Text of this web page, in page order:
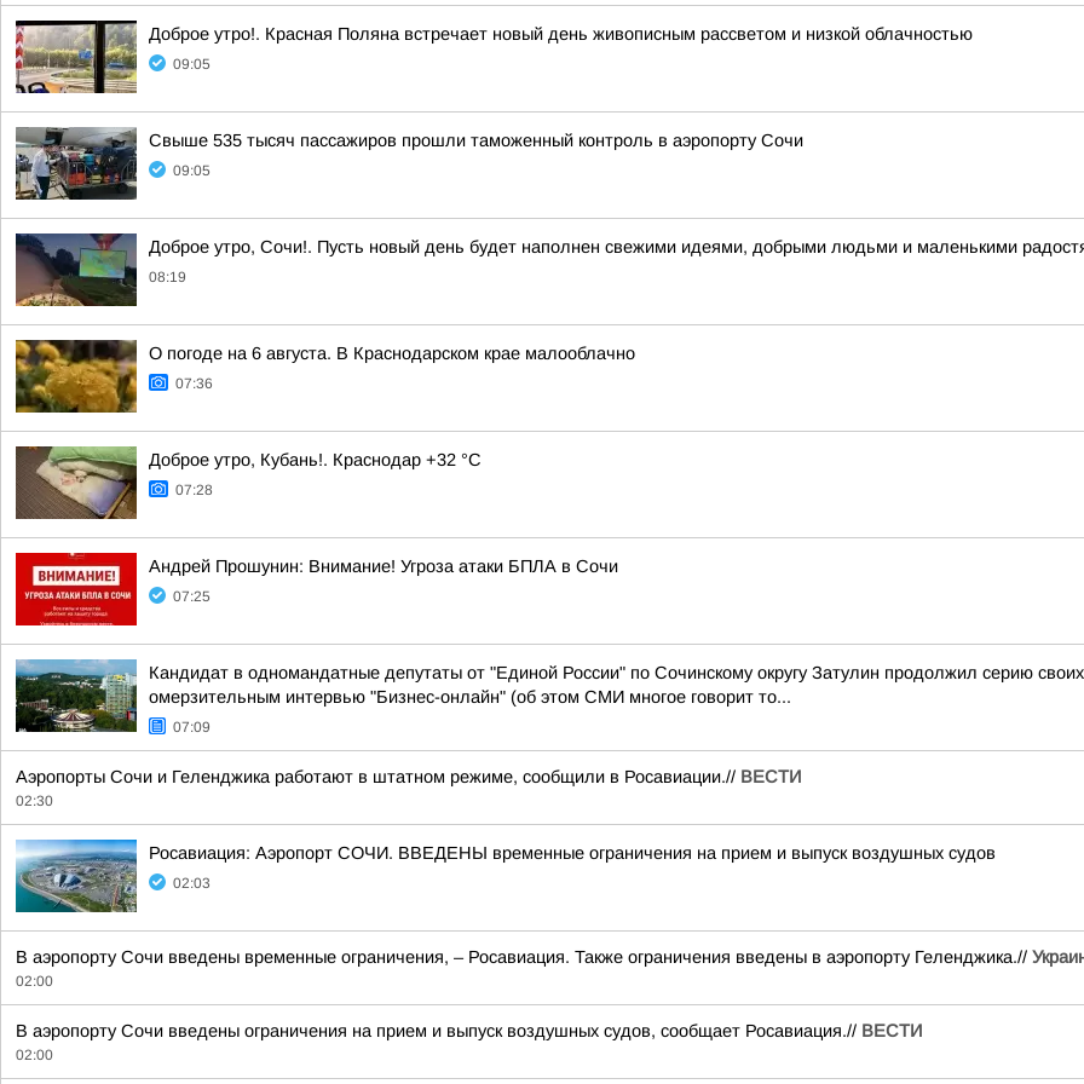
Доброе утро!. Красная Поляна встречает новый день живописным рассветом и низкой облачностью
09:05
Свыше 535 тысяч пассажиров прошли таможенный контроль в аэропорту Сочи
09:05
Доброе утро, Сочи!. Пусть новый день будет наполнен свежими идеями, добрыми людьми и маленькими
08:19
О погоде на 6 августа. В Краснодарском крае малооблачно
07:36
Доброе утро, Кубань!. Краснодар +32 °С
07:28
Андрей Прошунин: Внимание! Угроза атаки БПЛА в Сочи
07:25
Кандидат в одномандатные депутаты от "Единой России" по Сочинскому округу Затулин продолжил серию
омерзительным интервью "Бизнес-онлайн" (об этом СМИ многое говорит то...
07:09
Аэропорты Сочи и Геленджика работают в штатном режиме, сообщили в Росавиации.// ВЕСТИ
02:30
Росавиация: Аэропорт СОЧИ. ВВЕДЕНЫ временные ограничения на прием и выпуск воздушных судов
02:03
В аэропорту Сочи введены временные ограничения, – Росавиация. Также ограничения введены в аэропорту Геленджика.//
02:00
В аэропорту Сочи введены ограничения на прием и выпуск воздушных судов, сообщает Росавиация.// ВЕСТИ
02:00